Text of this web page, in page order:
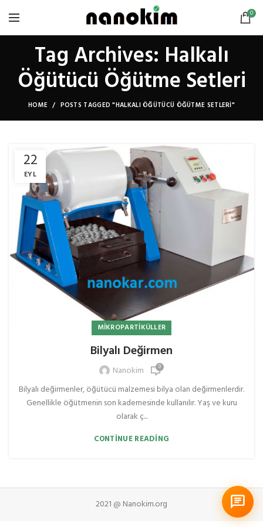
0
Tag Archives: Halkalı
Öğütücü Öğütme Setleri
HOME POSTS TAGGED "HALKALI ÖĞÜTÜCÜ ÖĞÜTME SETLERI"
22
EYL
MIKROPARTIKÜLLER
Bilyalı Değirmen
Nanokim 0
Bilyalı değirmenler, öğütücü malzemesi bilya olan değirmenlerdir.
Genellikle öğütmenin son kademesinde kullanılır. Yaş ve kuru
olarak ç...
CONTINUE READING
2021 @ Nanokim.org